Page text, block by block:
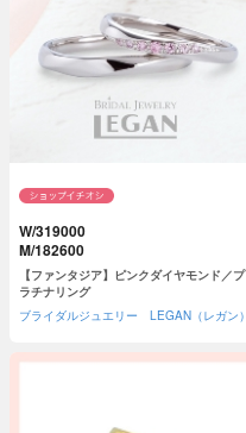
W/319000
M/182600
【ファンタジア】ピンクダイヤモンド／プ
ラチナリング
ブライダルジュエリー LEGAN（レガン）